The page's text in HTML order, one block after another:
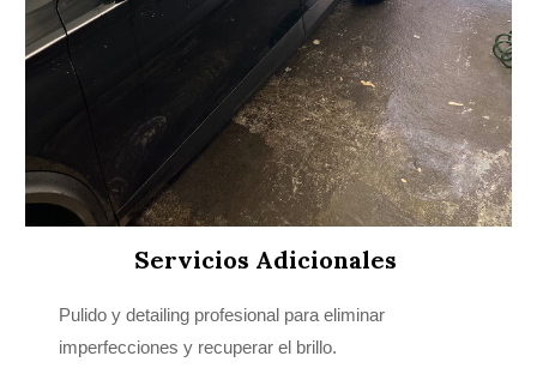
Servicios Adicionales
Pulido y detailing profesional para eliminar
imperfecciones y recuperar el brillo.